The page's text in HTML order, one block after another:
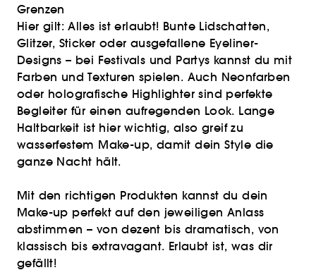
Grenzen
Hier gilt: Alles ist erlaubt! Bunte Lidschatten,
Glitzer, Sticker oder ausgefallene Eyeliner-
Designs – bei Festivals und Partys kannst du mit
Farben und Texturen spielen. Auch Neonfarben
oder holografische Highlighter sind perfekte
Begleiter für einen aufregenden Look. Lange
Haltbarkeit ist hier wichtig, also greif zu
wasserfestem Make-up, damit dein Style die
ganze Nacht hält.
Mit den richtigen Produkten kannst du dein
Make-up perfekt auf den jeweiligen Anlass
abstimmen – von dezent bis dramatisch, von
klassisch bis extravagant. Erlaubt ist, was dir
gefällt!